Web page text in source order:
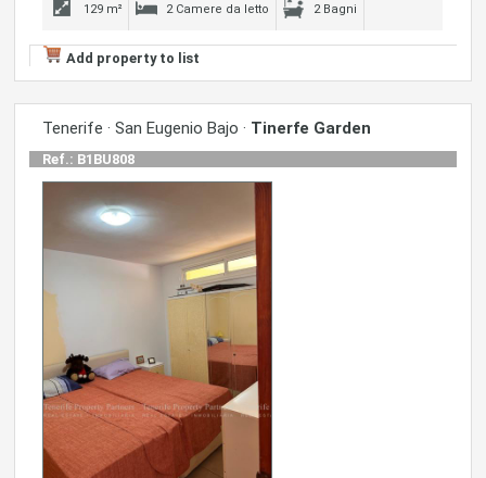
129 m² 2 Camere da letto 2 Bagni
Add property to list
Tenerife · San Eugenio Bajo · Tinerfe Garden
Ref.: B1BU808